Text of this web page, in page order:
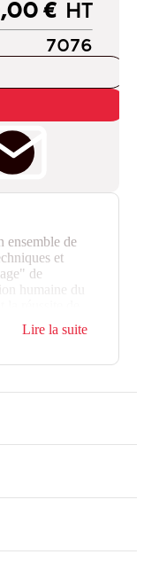
€ HT
7076
ensemble de
et
de
humaine du
Lire la suite